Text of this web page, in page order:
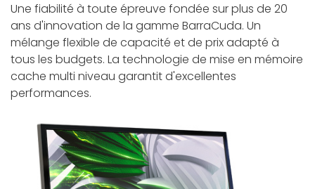
Une fiabilité à toute épreuve fondée sur plus de 20
ans d'innovation de la gamme BarraCuda. Un
mélange flexible de capacité et de prix adapté à
tous les budgets. La technologie de mise en mémoire
cache multi niveau garantit d'excellentes
performances.